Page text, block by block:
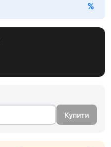
Купити